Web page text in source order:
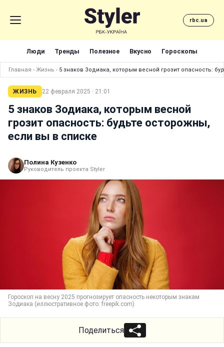
rbc.ua
Люди Тренды Полезное Вкусно Гороскопы
Главная › Жизнь › 5 знаков Зодиака, которым весной грозит опасность:
ЖИЗНЬ 22 февраля 2025 · 21:01
5 знаков Зодиака, которым весной
грозит опасность: будьте осторожны,
если вы в списке
Полина Кузенко
Руководитель проекта Styler
Гороскоп на весну 2025 прогнозирует опасность некоторым знакам
Зодиака (иллюстративное фото: freepik.com)
Поделиться